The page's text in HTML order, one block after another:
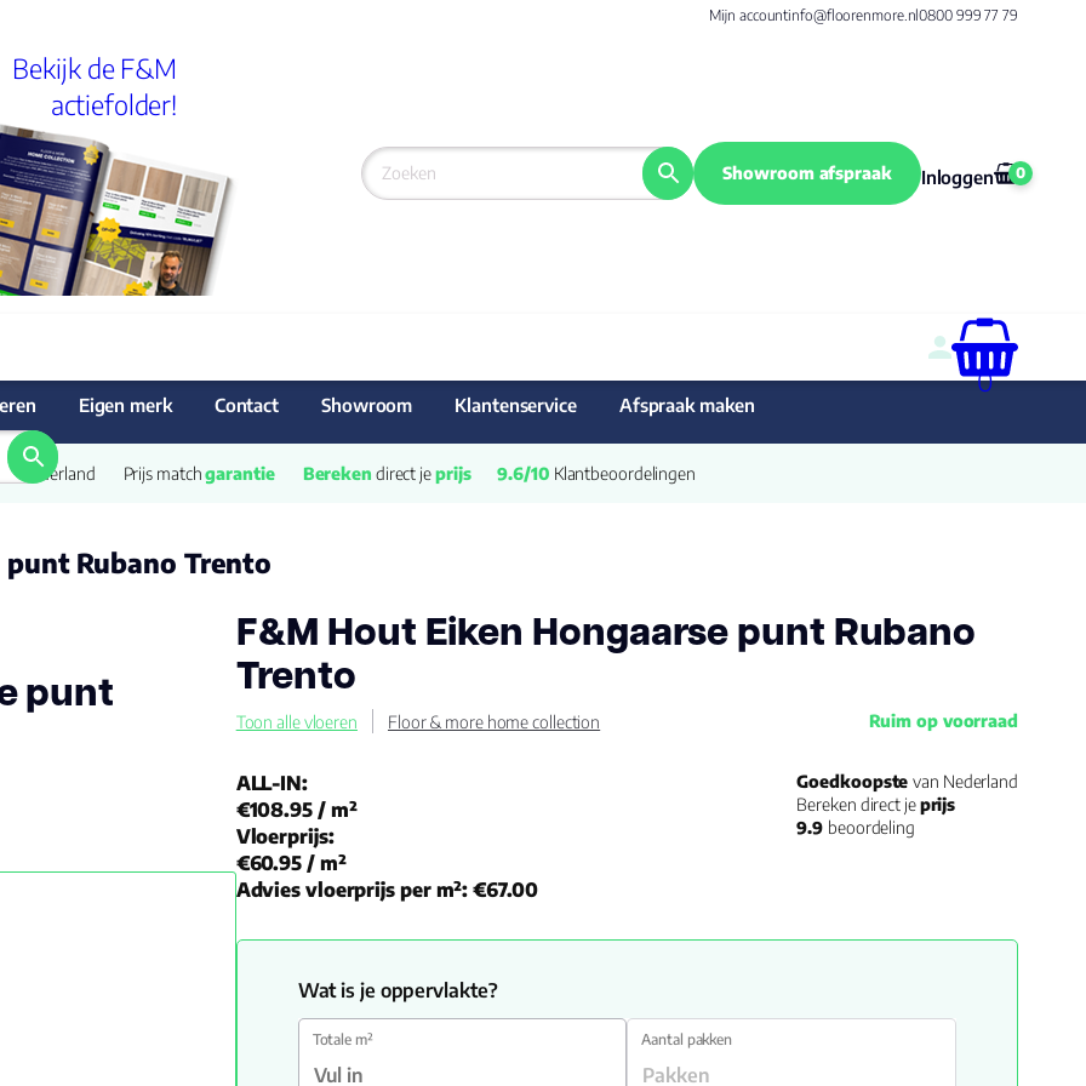
Mijn accountinfo@floorenmore.nl0800 999 77 79
Bekijk de F&M
actiefolder!
Showroom afspraak Inloggen 0
0
Eigen merk Contact Showroom Klantenservice Afspraak maken
Nederland Prijs match garantie Bereken direct je prijs 9.6/10 Klantbeoordelingen
Rubano Trento
punt
F&M Hout Eiken Hongaarse punt Rubano
Trento
Toon alle vloeren Floor & more home collection Ruim op voorraad
ALL-IN:
€108.95 / m²
Vloerprijs:
€60.95 / m²
Advies vloerprijs per m²: €67.00
Goedkoopstevan Nederland
Bereken direct jeprijs
9.9 beoordeling
Wat is je oppervlakte?
Totale m² Aantal pakken